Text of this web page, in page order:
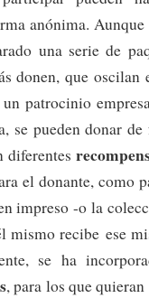
anónima.
una serie de
donen, que
un patrocinio
se pueden donar
diferentes
el donante, como
impreso -o la
mismo recibe ese
se ha
, para los que